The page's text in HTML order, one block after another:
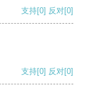
支持[0] 反对[0]
支持[0] 反对[0]